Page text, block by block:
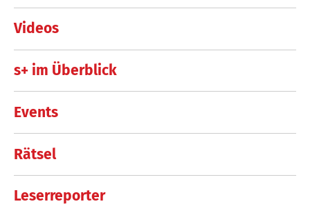
Videos
s+ im Überblick
Events
Rätsel
Leserreporter